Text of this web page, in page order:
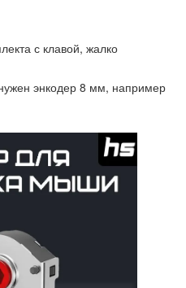
с клавой, жалко
энкодер 8 мм, например